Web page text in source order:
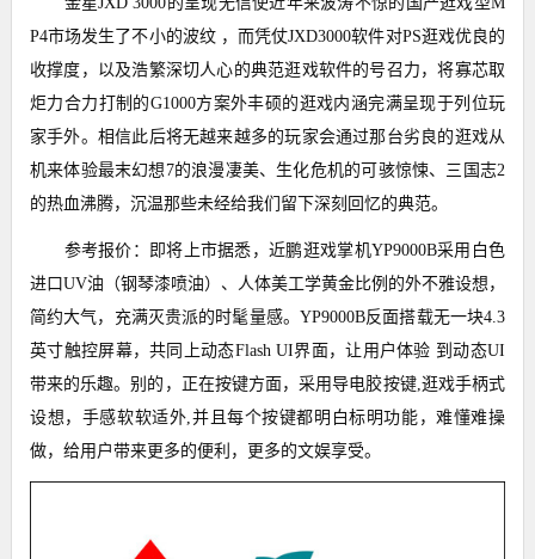
P4市场发生了不小的波纹 ，而凭仗JXD3000软件对PS逛戏优良的
收撑度，以及浩繁深切人心的典范逛戏软件的号召力，将寡芯取
炬力合力打制的G1000方案外丰硕的逛戏内涵完满呈现于列位玩
家手外。相信此后将无越来越多的玩家会通过那台劣良的逛戏从
机来体验最末幻想7的浪漫凄美、生化危机的可骇惊悚、三国志2
的热血沸腾，沉温那些未经给我们留下深刻回忆的典范。
参考报价：即将上市据悉，近鹏逛戏掌机YP9000B采用白色
进口UV油（钢琴漆喷油）、人体美工学黄金比例的外不雅设想，
简约大气，充满灭贵派的时髦量感。YP9000B反面搭载无一块4.3
英寸触控屏幕，共同上动态Flash UI界面，让用户体验 到动态UI
带来的乐趣。别的，正在按键方面，采用导电胶按键,逛戏手柄式
设想，手感软软适外,并且每个按键都明白标明功能，难懂难操
做，给用户带来更多的便利，更多的文娱享受。